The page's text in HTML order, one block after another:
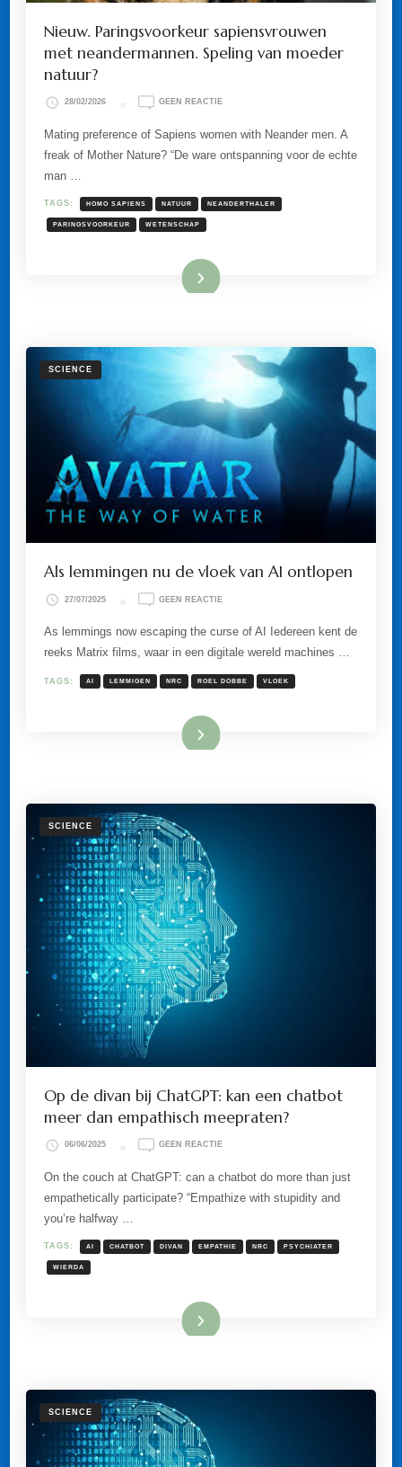
Nieuw. Paringsvoorkeur sapiensvrouwen
met neandermannen. Speling van moeder
natuur?
28/02/2026 GEEN REACTIEOP
PARINGSVOORKEUR
SAPIENSVROUWEN
MET
VAN
MOEDER
Mating preference of Sapiens women with Neander men. A
freak of Mother Nature? “De ware ontspanning voor de echte
man …
TAGS: HOMO SAPIENS NATUUR NEANDERTHALER
PARINGSVOORKEUR WETENSCHAP
Lees meer
SCIENCE
Als lemmingen nu de vloek van AI ontlopen
27/07/2025 GEEN REACTIEOP
LEMMINGEN
DE
VAN
As lemmings now escaping the curse of AI Iedereen kent de
reeks Matrix films, waar in een digitale wereld machines …
TAGS: AI LEMMIGEN NRC ROEL DOBBE VLOEK
Lees meer
SCIENCE
Op de divan bij ChatGPT: kan een chatbot
meer dan empathisch meepraten?
06/06/2025 GEEN REACTIEOP
DE
DIVAN
BIJ
EEN
CHATBOT
On the couch at ChatGPT: can a chatbot do more than just
empathetically participate? “Empathize with stupidity and
you’re halfway …
TAGS: AI CHATBOT DIVAN EMPATHIE NRC PSYCHIATER
WIERDA
Lees meer
SCIENCE